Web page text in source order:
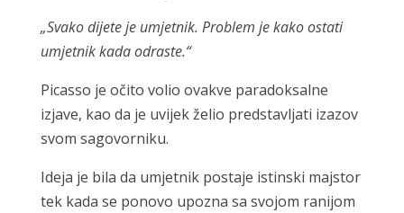
„Svako dijete je umjetnik. Problem je kako ostati
umjetnik kada odraste.“
Picasso je očito volio ovakve paradoksalne
izjave, kao da je uvijek želio predstavljati izazov
svom sagovorniku.
Ideja je bila da umjetnik postaje istinski majstor
tek kada se ponovo upozna sa svojom ranijom